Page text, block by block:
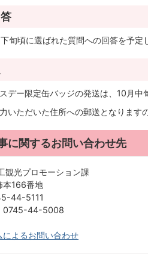
旬頃に選ばれた質問への回答を予定
デー限定缶バッジの発送は、10月中
いただいた住所への郵送となります
に関するお問い合わせ先
観光プロモーション課
本166番地
44-5111
0745-44-5008
によるお問い合わせ